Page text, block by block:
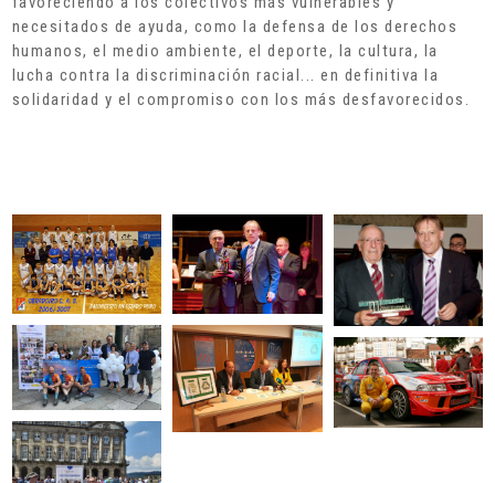
necesitados de ayuda, como la defensa de los derechos
humanos, el medio ambiente, el deporte, la cultura, la
lucha contra la discriminación racial... en definitiva la
solidaridad y el compromiso con los más desfavorecidos.